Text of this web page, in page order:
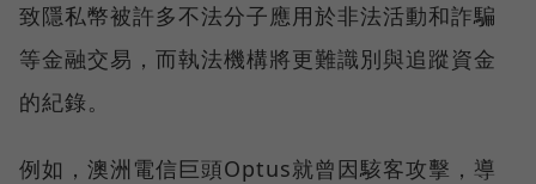
致隱私幣被許多不法分子應用於非法活動和詐騙
等金融交易，而執法機構將更難識別與追蹤資金
的紀錄。
例如，澳洲電信巨頭Optus就曾因駭客攻擊，導